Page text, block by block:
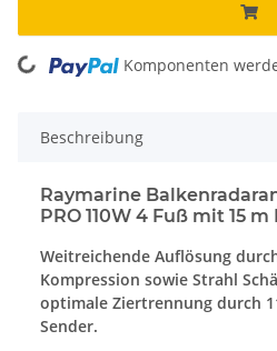
Komponenten
Beschreibung
Raymarine
PRO 110W 4 Fuß mit 15 m
Weitreichende Auflösung
Kompression sowie Strahl
optimale Ziertrennung durch
Sender.